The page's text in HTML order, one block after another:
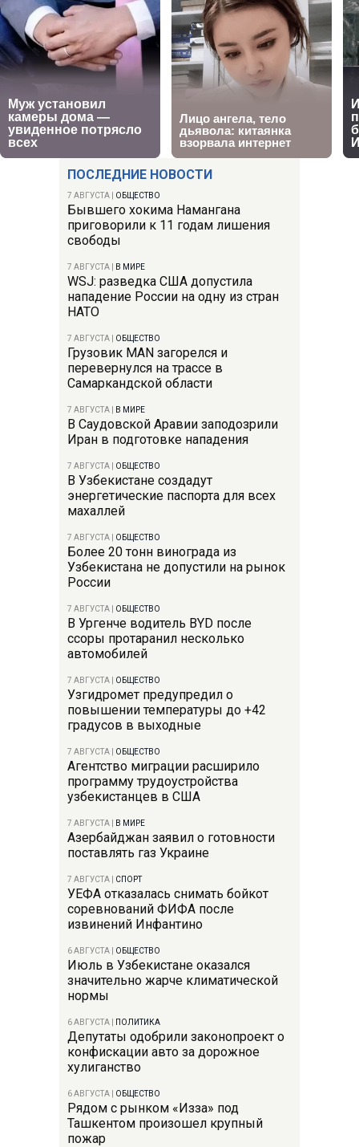
ПОСЛЕДНИЕ НОВОСТИ
7 АВГУСТА ОБЩЕСТВО
Бывшего хокима Намангана
приговорили к 11 годам лишения
свободы
7 АВГУСТА В МИРЕ
WSJ: разведка США допустила
нападение России на одну из стран
НАТО
7 АВГУСТА ОБЩЕСТВО
Грузовик MAN загорелся и
перевернулся на трассе в
Самаркандской области
7 АВГУСТА В МИРЕ
В Саудовской Аравии заподозрили
Иран в подготовке нападения
7 АВГУСТА ОБЩЕСТВО
В Узбекистане создадут
энергетические паспорта для всех
махаллей
7 АВГУСТА ОБЩЕСТВО
Более 20 тонн винограда из
Узбекистана не допустили на рынок
России
7 АВГУСТА ОБЩЕСТВО
В Ургенче водитель BYD после
ссоры протаранил несколько
автомобилей
7 АВГУСТА ОБЩЕСТВО
Узгидромет предупредил о
повышении температуры до +42
градусов в выходные
7 АВГУСТА ОБЩЕСТВО
Агентство миграции расширило
программу трудоустройства
узбекистанцев в США
7 АВГУСТА В МИРЕ
Азербайджан заявил о готовности
поставлять газ Украине
7 АВГУСТА СПОРТ
УЕФА отказалась снимать бойкот
соревнований ФИФА после
извинений Инфантино
6 АВГУСТА ОБЩЕСТВО
Июль в Узбекистане оказался
значительно жарче климатической
нормы
6 АВГУСТА ПОЛИТИКА
Депутаты одобрили законопроект о
конфискации авто за дорожное
хулиганство
6 АВГУСТА ОБЩЕСТВО
Рядом с рынком «Изза» под
Ташкентом произошел крупный
пожар